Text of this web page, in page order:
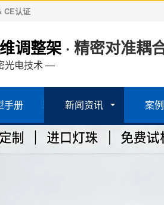
CE认证
调整架· 精密对准耦
光电技术 —
手册 新闻资讯 案